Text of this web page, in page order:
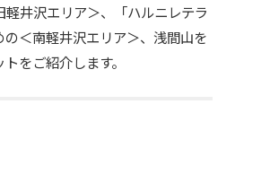
井沢エリア＞、「ハルニレテラ
＜南軽井沢エリア＞、浅間山を
をご紹介します。